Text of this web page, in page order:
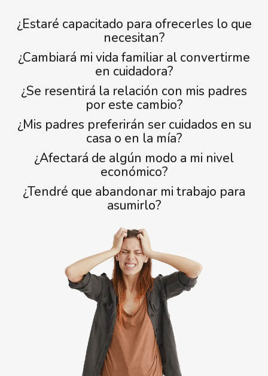
¿Estaré capacitado para ofrecerles lo que
necesitan?
¿Cambiará mi vida familiar al convertirme
en cuidadora?
¿Se resentirá la relación con mis padres
por este cambio?
¿Mis padres preferirán ser cuidados en su
casa o en la mía?
¿Afectará de algún modo a mi nivel
económico?
¿Tendré que abandonar mi trabajo para
asumirlo?